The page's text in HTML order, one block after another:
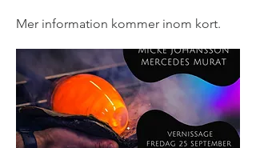
Mer information kommer inom kort.